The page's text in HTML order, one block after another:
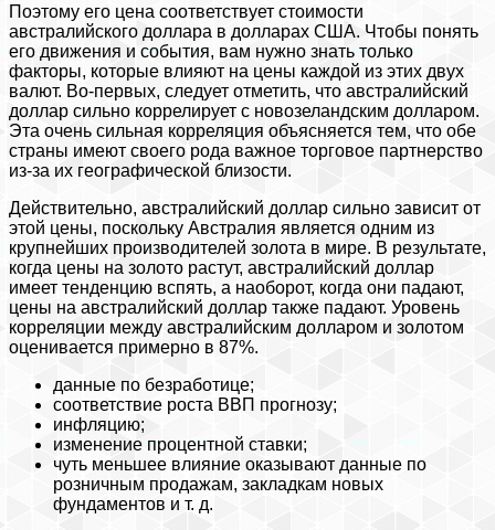
Поэтому его цена соответствует стоимости
австралийского доллара в долларах США. Чтобы понять
его движения и события, вам нужно знать только
факторы, которые влияют на цены каждой из этих двух
валют. Во-первых, следует отметить, что австралийский
доллар сильно коррелирует с новозеландским долларом.
Эта очень сильная корреляция объясняется тем, что обе
страны имеют своего рода важное торговое партнерство
из-за их географической близости.
Действительно, австралийский доллар сильно зависит от
этой цены, поскольку Австралия является одним из
крупнейших производителей золота в мире. В результате,
когда цены на золото растут, австралийский доллар
имеет тенденцию вспять, а наоборот, когда они падают,
цены на австралийский доллар также падают. Уровень
корреляции между австралийским долларом и золотом
оценивается примерно в 87%.
данные по безработице;
соответствие роста ВВП прогнозу;
инфляцию;
изменение процентной ставки;
чуть меньшее влияние оказывают данные по
розничным продажам, закладкам новых
фундаментов и т. д.